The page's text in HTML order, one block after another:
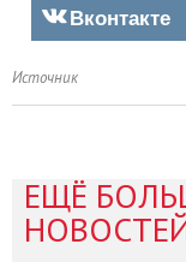
Вконтакте
Источник
ЕЩЁ